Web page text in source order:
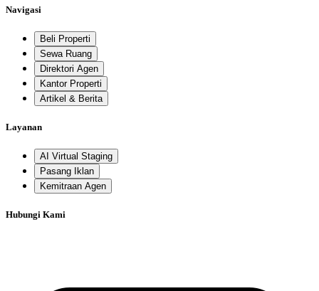
Navigasi
Beli Properti
Sewa Ruang
Direktori Agen
Kantor Properti
Artikel & Berita
Layanan
AI Virtual Staging
Pasang Iklan
Kemitraan Agen
Hubungi Kami